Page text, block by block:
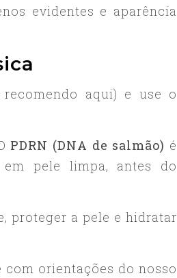
evidentes e aparência
aqui) e use o
PDRN (DNA de salmão) é
pele limpa, antes do
proteger a pele e hidratar
orientações do nosso